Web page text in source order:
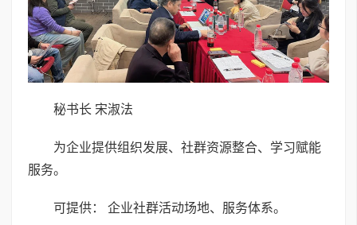
秘书长 宋淑法
为企业提供组织发展、社群资源整合、学习赋能
服务。
可提供： 企业社群活动场地、服务体系。